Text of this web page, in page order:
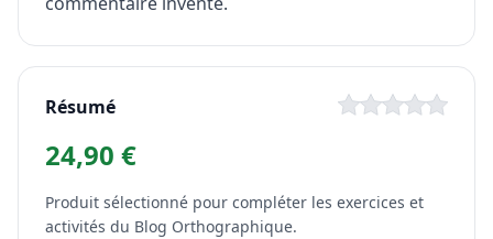
Résumé
24,90 €
Produit sélectionné pour compléter les exercices et
activités du Blog Orthographique.